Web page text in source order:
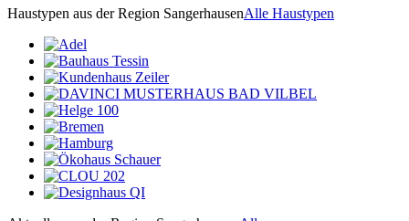
Haustypen aus der Region SangerhausenAlle Haustypen